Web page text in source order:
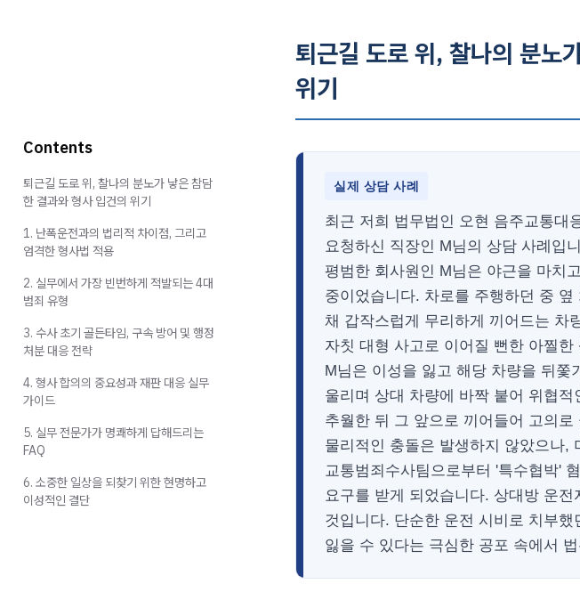
퇴근길 도로 위, 찰나의 분노
위기
실제 상담 사례
최근 저희 법무법인 오현 음주교통대
요청하신 직장인 M님의 상담 사례입
평범한 회사원인 M님은 야근을 마치
중이었습니다. 차로를 주행하던 중
채 갑작스럽게 무리하게 끼어드는 차
자칫 대형 사고로 이어질 뻔한 아찔
M님은 이성을 잃고 해당 차량을 뒤쫓
울리며 상대 차량에 바짝 붙어 위협
추월한 뒤 그 앞으로 끼어들어 고의
물리적인 충돌은 발생하지 않았으나,
교통범죄수사팀으로부터 '특수협박'
요구를 받게 되었습니다. 상대방 운
것입니다. 단순한 운전 시비로 치부
잃을 수 있다는 극심한 공포 속에서
Contents
퇴근길 도로 위, 찰나의 분노가 낳은 참담
한 결과와 형사 입건의 위기
1. 난폭운전과의 법리적 차이점, 그리고
엄격한 형사법 적용
2. 실무에서 가장 빈번하게 적발되는 4대
범죄 유형
3. 수사 초기 골든타임, 구속 방어 및 행정
처분 대응 전략
4. 형사 합의의 중요성과 재판 대응 실무
가이드
5. 실무 전문가가 명쾌하게 답해드리는
FAQ
6. 소중한 일상을 되찾기 위한 현명하고
이성적인 결단